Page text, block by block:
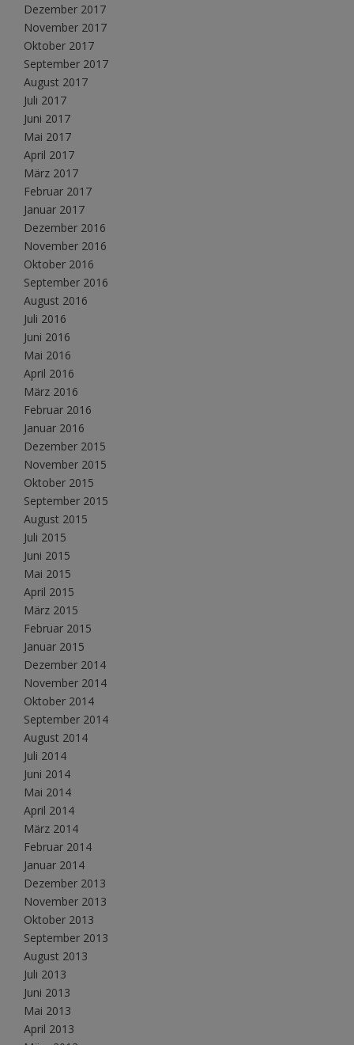
Dezember 2017
November 2017
Oktober 2017
September 2017
August 2017
Juli 2017
Juni 2017
Mai 2017
April 2017
März 2017
Februar 2017
Januar 2017
Dezember 2016
November 2016
Oktober 2016
September 2016
August 2016
Juli 2016
Juni 2016
Mai 2016
April 2016
März 2016
Februar 2016
Januar 2016
Dezember 2015
November 2015
Oktober 2015
September 2015
August 2015
Juli 2015
Juni 2015
Mai 2015
April 2015
März 2015
Februar 2015
Januar 2015
Dezember 2014
November 2014
Oktober 2014
September 2014
August 2014
Juli 2014
Juni 2014
Mai 2014
April 2014
März 2014
Februar 2014
Januar 2014
Dezember 2013
November 2013
Oktober 2013
September 2013
August 2013
Juli 2013
Juni 2013
Mai 2013
April 2013